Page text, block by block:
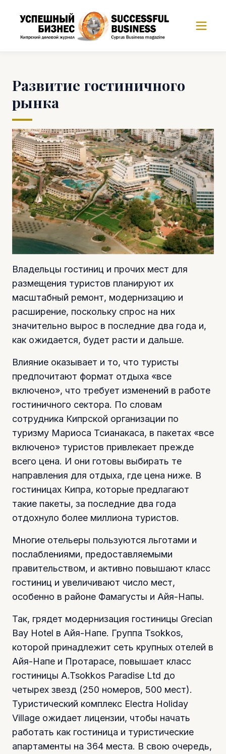
Развитие гостиничного
рынка
Владельцы гостиниц и прочих мест для
размещения туристов планируют их
масштабный ремонт, модернизацию и
расширение, поскольку спрос на них
значительно вырос в последние два года и,
как ожидается, будет расти и дальше.
Влияние оказывает и то, что туристы
предпочитают формат отдыха «все
включено», что требует изменений в работе
гостиничного сектора. По словам
сотрудника Кипрской организации по
туризму Мариоса Тсианакаса, в пакетах «все
включено» туристов привлекает прежде
всего цена. И они готовы выбирать те
направления для отдыха, где цена ниже. В
гостиницах Кипра, которые предлагают
такие пакеты, за последние два года
отдохнуло более миллиона туристов.
Многие отельеры пользуются льготами и
послаблениями, предоставляемыми
правительством, и активно повышают класс
гостиниц и увеличивают число мест,
особенно в районе Фамагусты и Айя-Напы.
Так, грядет модернизация гостиницы Grecian
Bay Hotel в Айя-Напе. Группа Tsokkos,
которой принадлежит сеть крупных отелей в
Айя-Напе и Протарасе, повышает класс
гостиницы A.Tsokkos Paradise Ltd до
четырех звезд (250 номеров, 500 мест).
Туристический комплекс Electra Holiday
Village ожидает лицензии, чтобы начать
работать как гостиница и туристические
апартаменты на 364 места. В свою очередь,